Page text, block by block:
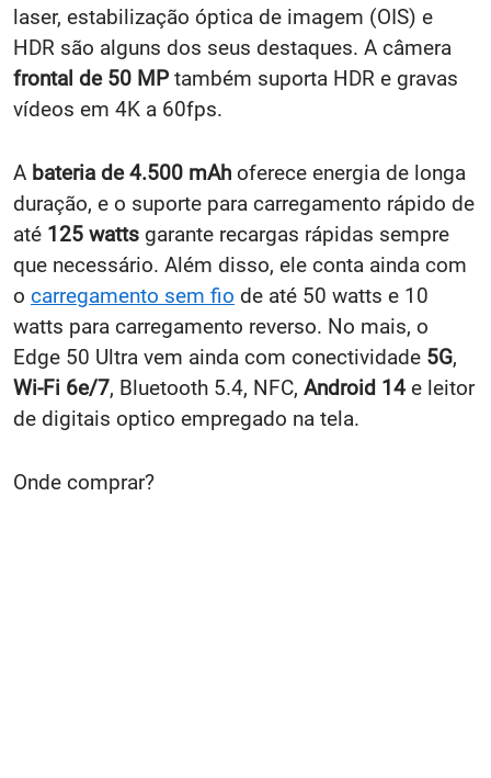
laser, estabilização óptica de imagem (OIS) e
HDR são alguns dos seus destaques. A câmera
frontal de 50 MP também suporta HDR e gravas
vídeos em 4K a 60fps.
A bateria de 4.500 mAh oferece energia de longa
duração, e o suporte para carregamento rápido de
até 125 watts garante recargas rápidas sempre
que necessário. Além disso, ele conta ainda com
o carregamento sem fio de até 50 watts e 10
watts para carregamento reverso. No mais, o
Edge 50 Ultra vem ainda com conectividade 5G,
Wi-Fi 6e/7, Bluetooth 5.4, NFC, Android 14 e leitor
de digitais optico empregado na tela.
Onde comprar?